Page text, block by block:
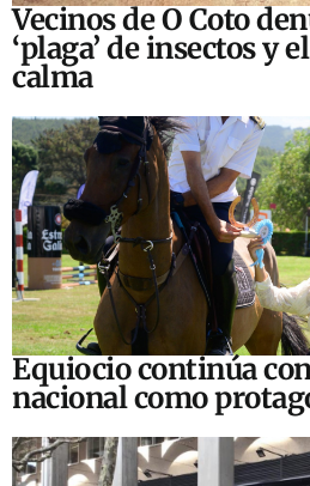
Vecinos de O Coto
‘plaga’ de insectos y
calma
Equiocio continúa
nacional como